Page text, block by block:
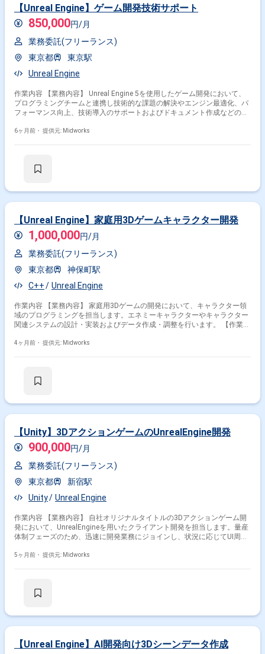
【Unreal Engine】ゲーム開発技術サポート
850,000円/月
業務委託(フリーランス)
東京都
東京駅
Unreal Engine
作業内容 【業務内容】 Unreal Engine 5を使用したゲーム開発において、
プログラミングチームと連携し技術的な課題の解決やエンジン最適化、パ
フォーマンス向上、技術導入のサポートおよびドキュメント作成などの技
発の技術サポート ・プログラミングチームと協力し、技術的な問題の解決
6ヶ月前・ 提供元: Midworks
【Unreal Engine】家庭用3Dゲームキャラクター開発
1,000,000円/月
業務委託(フリーランス)
東京都
神保町駅
C++
Unreal Engine
作業内容 【業務内容】 家庭用3Dゲームの開発において、キャラクター領
域のプログラミングを担当します。エネミーキャラクターやキャラクター
関連システムの設計・実装およびデータ作成・調整を行います。 【作業内
ーキャラクターのデータ作成・調整 ・キャラクター関連システムの設計・
4ヶ月前・ 提供元: Midworks
【Unity】3DアクションゲームのUnrealEngine開発
900,000円/月
業務委託(フリーランス)
東京都
新宿駅
Unity
Unreal Engine
作業内容 【業務内容】 自社オリジナルタイトルの3Dアクションゲーム開
発において、UnrealEngineを用いたクライアント開発を担当します。量産
体制フェーズのため、迅速に開発業務にジョインし、状況に応じてUI周り
ト開発全般 ・UI周りの実装・調整（状況に応じて）
5ヶ月前・ 提供元: Midworks
【Unreal Engine】AI開発向け3Dシーンデータ作成
掛け合わせ条件で絞り込む
Unreal Engine × コンシューマーゲーム
Unreal Engine × 在宅・リモート